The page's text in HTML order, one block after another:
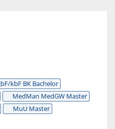
kbF BK Bachelor
MedMan MedGW Master
MuU Master